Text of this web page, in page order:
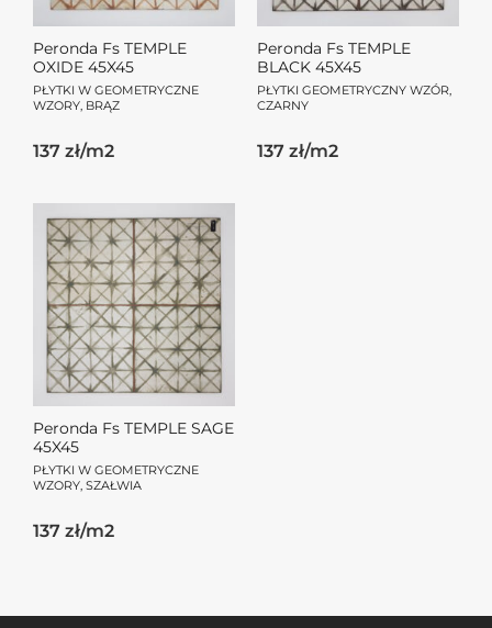
Peronda Fs TEMPLE
OXIDE 45X45
PŁYTKI W GEOMETRYCZNE
WZORY, BRĄZ
137 zł/m2
Peronda Fs TEMPLE
BLACK 45X45
PŁYTKI GEOMETRYCZNY WZÓR,
CZARNY
137 zł/m2
Peronda Fs TEMPLE SAGE
45X45
PŁYTKI W GEOMETRYCZNE
WZORY, SZAŁWIA
137 zł/m2